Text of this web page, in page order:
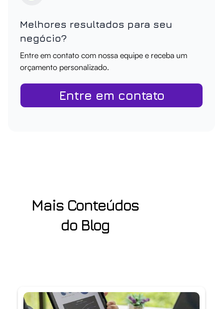
Melhores resultados para seu
negócio?
Entre em contato com nossa equipe e receba um
orçamento personalizado.
Entre em contato
Mais Conteúdos
do Blog